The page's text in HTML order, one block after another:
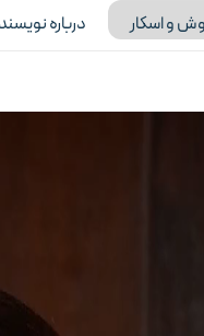
و اسکار درباره